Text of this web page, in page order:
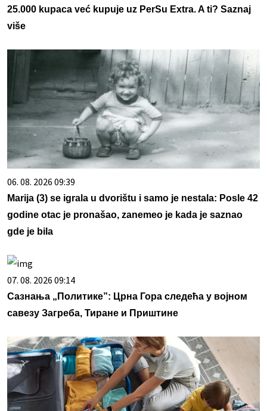
25.000 kupaca već kupuje uz PerSu Extra. A ti? Saznaj
više
06. 08. 2026 09:39
Marija (3) se igrala u dvorištu i samo je nestala: Posle 42
godine otac je pronašao, zanemeo je kada je saznao
gde je bila
07. 08. 2026 09:14
Сазнања „Политике”: Црна Гора следећа у војном
савезу Загреба, Тиране и Приштине